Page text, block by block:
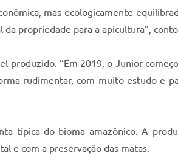
mas ecologicamente
propriedade para a apicultura”,
produzido. “Em 2019, o Junior
rudimentar, com muito estudo e
típica do bioma amazônico. A
e com a preservação das matas.